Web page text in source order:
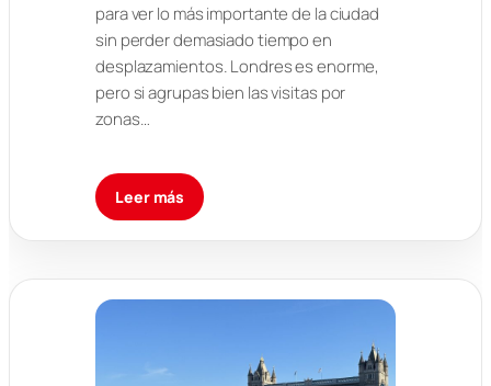
para ver lo más importante de la ciudad
sin perder demasiado tiempo en
desplazamientos. Londres es enorme,
pero si agrupas bien las visitas por
zonas…
Leer más